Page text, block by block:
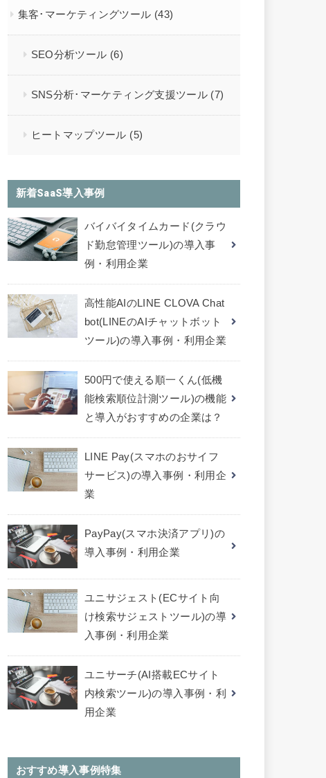
集客･マーケティングツール (43)
SEO分析ツール (6)
SNS分析･マーケティング支援ツール (7)
ヒートマップツール (5)
新着SaaS導入事例
バイバイタイムカード(クラウ
ド勤怠管理ツール)の導入事
例・利用企業
高性能AIのLINE CLOVA Chat
bot(LINEのAIチャットボット
ツール)の導入事例・利用企業
500円で使える順一くん(低機
能検索順位計測ツール)の機能
と導入がおすすめの企業は？
LINE Pay(スマホのおサイフ
サービス)の導入事例・利用企
業
PayPay(スマホ決済アプリ)の
導入事例・利用企業
ユニサジェスト(ECサイト向
け検索サジェストツール)の導
入事例・利用企業
ユニサーチ(AI搭載ECサイト
内検索ツール)の導入事例・利
用企業
おすすめ導入事例特集